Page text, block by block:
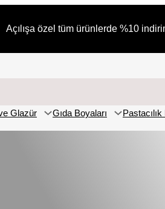
Açılışa özel tüm ürünlerde %10
Glazür Gıda Boyaları